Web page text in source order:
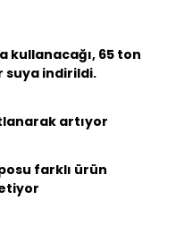
kullanacağı, 65 ton
suya indirildi.
artıyor
farklı ürün